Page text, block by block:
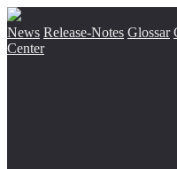
News Release-Notes Glossar
Center